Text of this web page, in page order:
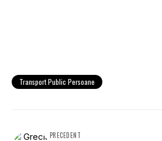
Transport Public Persoane
PRECEDENT